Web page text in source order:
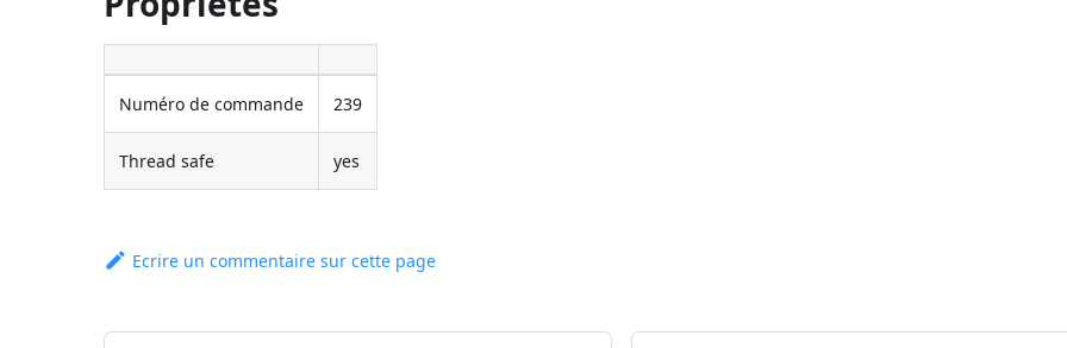
Numéro de commande 239
Thread safe yes
Ecrire un commentaire sur cette page